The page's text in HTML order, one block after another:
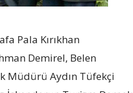
Pala Kırıkhan
Demirel, Belen
Müdürü Aydın Tüfekçi